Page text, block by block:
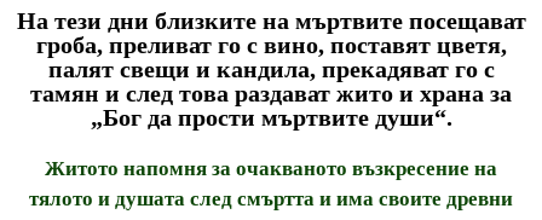
На тези дни близките на мъртвите посещават
гроба, преливат го с вино, поставят цветя,
палят свещи и кандила, прекaдяват го с
тамян и след това раздават жито и храна за
„Бог да прости мъртвите души“.
Житото напомня за очакваното възкресение на
тялото и душата след смъртта и има своите древни